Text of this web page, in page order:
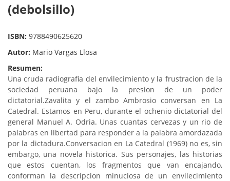
(debolsillo)
ISBN: 9788490625620
Autor: Mario Vargas Llosa
Resumen:
Una cruda radiografia del envilecimiento y la frustracion de la
sociedad peruana bajo la presion de un poder
dictatorial.Zavalita y el zambo Ambrosio conversan en La
Catedral. Estamos en Peru, durante el ochenio dictatorial del
general Manuel A. Odria. Unas cuantas cervezas y un rio de
palabras en libertad para responder a la palabra amordazada
por la dictadura.Conversacion en La Catedral (1969) no es, sin
embargo, una novela historica. Sus personajes, las historias
que estos cuentan, los fragmentos que van encajando,
conforman la descripcion minuciosa de un envilecimiento